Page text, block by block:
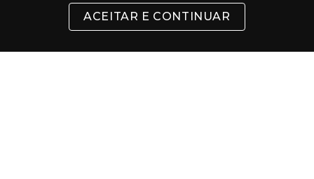
ACEITAR E CONTINUAR